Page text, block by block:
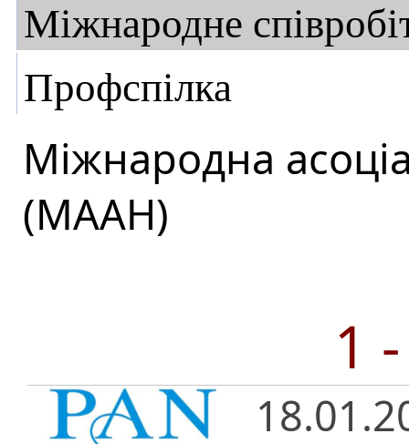
Міжнародне
Профспілка
Міжнародна
(МААН)
1